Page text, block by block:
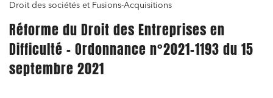
Droit des sociétés et Fusions-Acquisitions
Réforme du Droit des Entreprises en
Difficulté – Ordonnance n°2021-1193 du 15
septembre 2021
Relations sociales et droit du travail
Services publics et collectivités
Commande publique
Projets immobiliers